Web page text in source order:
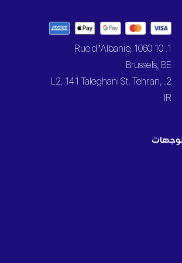
1. 10 Rue d’Albanie, 1060
Brussels, BE
2. L2, 141 Taleghani St, Tehran,
IR